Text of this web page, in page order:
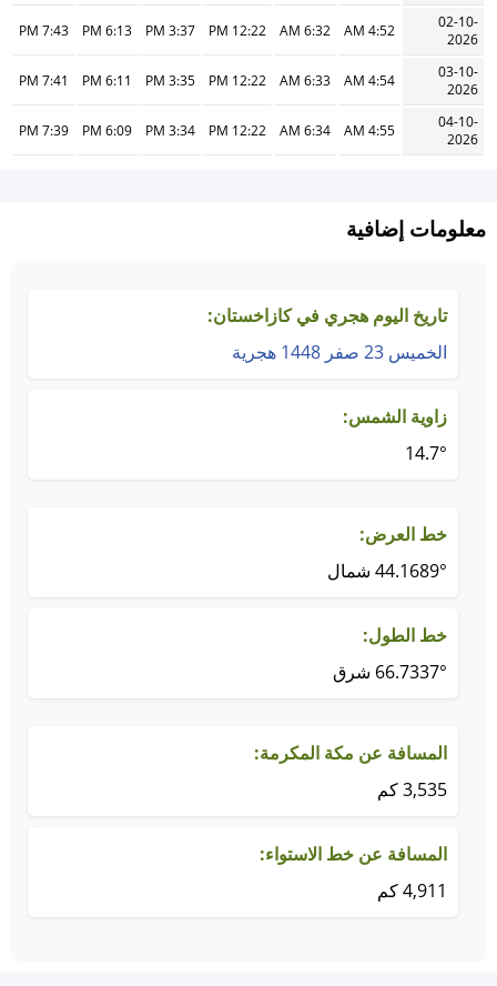
02-10-
2026
4:52 AM
6:32 AM
12:22 PM
3:37 PM
6:13 PM
7:43 PM
03-10-
2026
4:54 AM
6:33 AM
12:22 PM
3:35 PM
6:11 PM
7:41 PM
04-10-
2026
4:55 AM
6:34 AM
12:22 PM
3:34 PM
6:09 PM
7:39 PM
معلومات إضافية
تاريخ اليوم هجري في كازاخستان:
الخميس 23 صفر 1448 هجرية
زاوية الشمس:
14.7°
خط العرض:
44.1689° شمال
خط الطول:
66.7337° شرق
المسافة عن مكة المكرمة:
3,535 كم
المسافة عن خط الاستواء:
4,911 كم